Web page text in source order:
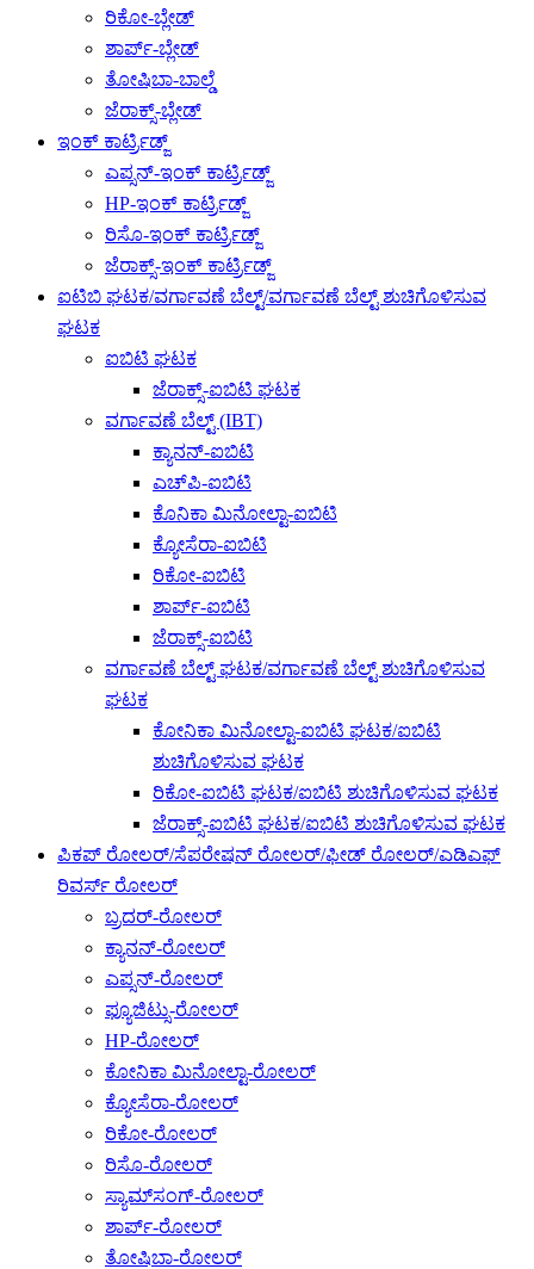
ರಿಕೋ-ಬ್ಲೇಡ್
ಶಾರ್ಪ್-ಬ್ಲೇಡ್
ತೋಷಿಬಾ-ಬಾಲ್ಡೆ
ಜೆರಾಕ್ಸ್-ಬ್ಲೇಡ್
ಇಂಕ್ ಕಾರ್ಟ್ರಿಡ್ಜ್
ಎಪ್ಸನ್-ಇಂಕ್ ಕಾರ್ಟ್ರಿಡ್ಜ್
HP-ಇಂಕ್ ಕಾರ್ಟ್ರಿಡ್ಜ್
ರಿಸೊ-ಇಂಕ್ ಕಾರ್ಟ್ರಿಡ್ಜ್
ಜೆರಾಕ್ಸ್-ಇಂಕ್ ಕಾರ್ಟ್ರಿಡ್ಜ್
ಐಟಿಬಿ ಘಟಕ/ವರ್ಗಾವಣೆ ಬೆಲ್ಟ್/ವರ್ಗಾವಣೆ ಬೆಲ್ಟ್ ಶುಚಿಗೊಳಿಸುವ
ಘಟಕ
ಐಬಿಟಿ ಘಟಕ
ಜೆರಾಕ್ಸ್-ಐಬಿಟಿ ಘಟಕ
ವರ್ಗಾವಣೆ ಬೆಲ್ಟ್ (IBT)
ಕ್ಯಾನನ್-ಐಬಿಟಿ
ಎಚ್‌ಪಿ-ಐಬಿಟಿ
ಕೊನಿಕಾ ಮಿನೋಲ್ಟಾ-ಐಬಿಟಿ
ಕ್ಯೋಸೆರಾ-ಐಬಿಟಿ
ರಿಕೋ-ಐಬಿಟಿ
ಶಾರ್ಪ್-ಐಬಿಟಿ
ಜೆರಾಕ್ಸ್-ಐಬಿಟಿ
ವರ್ಗಾವಣೆ ಬೆಲ್ಟ್ ಘಟಕ/ವರ್ಗಾವಣೆ ಬೆಲ್ಟ್ ಶುಚಿಗೊಳಿಸುವ
ಘಟಕ
ಕೋನಿಕಾ ಮಿನೋಲ್ಟಾ-ಐಬಿಟಿ ಘಟಕ/ಐಬಿಟಿ
ಶುಚಿಗೊಳಿಸುವ ಘಟಕ
ರಿಕೋ-ಐಬಿಟಿ ಘಟಕ/ಐಬಿಟಿ ಶುಚಿಗೊಳಿಸುವ ಘಟಕ
ಜೆರಾಕ್ಸ್-ಐಬಿಟಿ ಘಟಕ/ಐಬಿಟಿ ಶುಚಿಗೊಳಿಸುವ ಘಟಕ
ಪಿಕಪ್ ರೋಲರ್/ಸೆಪರೇಷನ್ ರೋಲರ್/ಫೀಡ್ ರೋಲರ್/ಎಡಿಎಫ್
ರಿವರ್ಸ್ ರೋಲರ್
ಬ್ರದರ್-ರೋಲರ್
ಕ್ಯಾನನ್-ರೋಲರ್
ಎಪ್ಸನ್-ರೋಲರ್
ಫ್ಯೂಜಿಟ್ಸು-ರೋಲರ್
HP-ರೋಲರ್
ಕೋನಿಕಾ ಮಿನೋಲ್ಟಾ-ರೋಲರ್
ಕ್ಯೋಸೆರಾ-ರೋಲರ್
ರಿಕೋ-ರೋಲರ್
ರಿಸೊ-ರೋಲರ್
ಸ್ಯಾಮ್‌ಸಂಗ್-ರೋಲರ್
ಶಾರ್ಪ್-ರೋಲರ್
ತೋಷಿಬಾ-ರೋಲರ್